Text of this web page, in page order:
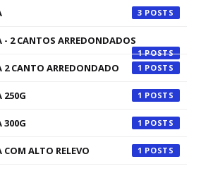
3
- 2 CANTOS ARREDONDADOS
1
2 CANTO ARREDONDADO 1
250G 1
300G 1
ALTO RELEVO 1